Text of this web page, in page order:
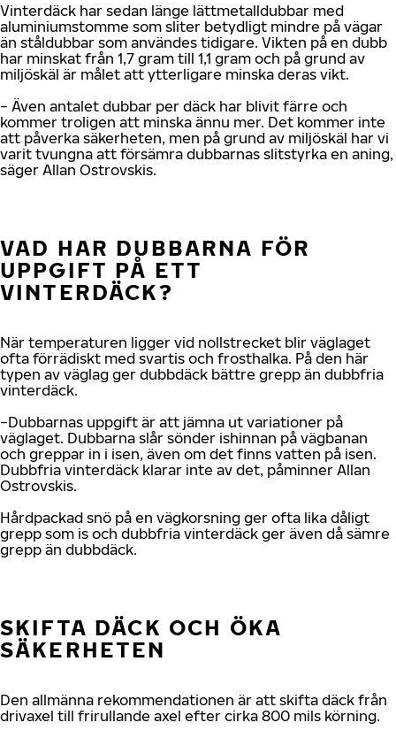
Vinterdäck har sedan länge lättmetalldubbar med
aluminiumstomme som sliter betydligt mindre på vägar
än ståldubbar som användes tidigare. Vikten på en dubb
har minskat från 1,7 gram till 1,1 gram och på grund av
miljöskäl är målet att ytterligare minska deras vikt.
− Även antalet dubbar per däck har blivit färre och
kommer troligen att minska ännu mer. Det kommer inte
att påverka säkerheten, men på grund av miljöskäl har vi
varit tvungna att försämra dubbarnas slitstyrka en aning,
säger Allan Ostrovskis.
VAD HAR DUBBARNA FÖR
UPPGIFT PÅ ETT
VINTERDÄCK?
När temperaturen ligger vid nollstrecket blir väglaget
ofta förrädiskt med svartis och frosthalka. På den här
typen av väglag ger dubbdäck bättre grepp än dubbfria
vinterdäck.
−Dubbarnas uppgift är att jämna ut variationer på
väglaget. Dubbarna slår sönder ishinnan på vägbanan
och greppar in i isen, även om det finns vatten på isen.
Dubbfria vinterdäck klarar inte av det, påminner Allan
Ostrovskis.
Hårdpackad snö på en vägkorsning ger ofta lika dåligt
grepp som is och dubbfria vinterdäck ger även då sämre
grepp än dubbdäck.
SKIFTA DÄCK OCH ÖKA
SÄKERHETEN
Den allmänna rekommendationen är att skifta däck från
drivaxel till frirullande axel efter cirka 800 mils körning.